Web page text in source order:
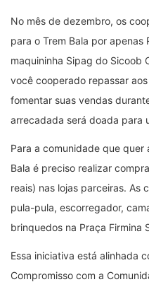
No mês de dezembro, os
para o Trem Bala por apenas
maquininha Sipag do Sicoob
você cooperado repassar
fomentar suas vendas
arrecadada será doada para
Para a comunidade que quer
Bala é preciso realizar
reais) nas lojas parceiras. As
pula-pula, escorregador,
brinquedos na Praça Firmina
Essa iniciativa está alinhada
Compromisso com a